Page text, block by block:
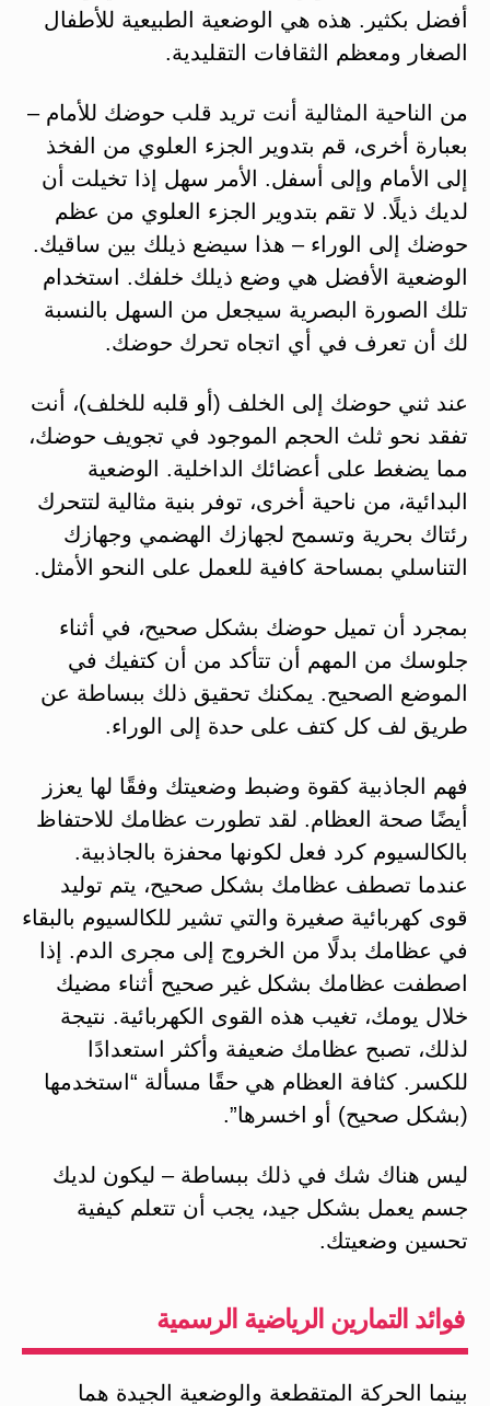
أفضل بكثير. هذه هي الوضعية الطبيعية للأطفال
الصغار ومعظم الثقافات التقليدية.
من الناحية المثالية أنت تريد قلب حوضك للأمام –
بعبارة أخرى، قم بتدوير الجزء العلوي من الفخذ
إلى الأمام وإلى أسفل. الأمر سهل إذا تخيلت أن
لديك ذيلًا. لا تقم بتدوير الجزء العلوي من عظم
حوضك إلى الوراء – هذا سيضع ذيلك بين ساقيك.
الوضعية الأفضل هي وضع ذيلك خلفك. استخدام
تلك الصورة البصرية سيجعل من السهل بالنسبة
لك أن تعرف في أي اتجاه تحرك حوضك.
عند ثني حوضك إلى الخلف (أو قلبه للخلف)، أنت
تفقد نحو ثلث الحجم الموجود في تجويف حوضك،
مما يضغط على أعضائك الداخلية. الوضعية
البدائية، من ناحية أخرى، توفر بنية مثالية لتتحرك
رئتاك بحرية وتسمح لجهازك الهضمي وجهازك
التناسلي بمساحة كافية للعمل على النحو الأمثل.
بمجرد أن تميل حوضك بشكل صحيح، في أثناء
جلوسك من المهم أن تتأكد من أن كتفيك في
الموضع الصحيح. يمكنك تحقيق ذلك ببساطة عن
طريق لف كل كتف على حدة إلى الوراء.
فهم الجاذبية كقوة وضبط وضعيتك وفقًا لها يعزز
أيضًا صحة العظام. لقد تطورت عظامك للاحتفاظ
بالكالسيوم كرد فعل لكونها محفزة بالجاذبية.
عندما تصطف عظامك بشكل صحيح، يتم توليد
قوى كهربائية صغيرة والتي تشير للكالسيوم بالبقاء
في عظامك بدلًا من الخروج إلى مجرى الدم. إذا
اصطفت عظامك بشكل غير صحيح أثناء مضيك
خلال يومك، تغيب هذه القوى الكهربائية. نتيجة
لذلك، تصبح عظامك ضعيفة وأكثر استعدادًا
للكسر. كثافة العظام هي حقًا مسألة “استخدمها
(بشكل صحيح) أو اخسرها”.
ليس هناك شك في ذلك ببساطة – ليكون لديك
جسم يعمل بشكل جيد، يجب أن تتعلم كيفية
تحسين وضعيتك.
فوائد التمارين الرياضية الرسمية
بينما الحركة المتقطعة والوضعية الجيدة هما